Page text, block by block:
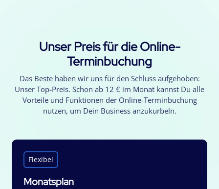
Unser Preis für die Online-
Terminbuchung
Das Beste haben wir uns für den Schluss aufgehoben:
Unser Top-Preis. Schon ab 12 € im Monat kannst Du alle
Vorteile und Funktionen der Online-Terminbuchung
nutzen, um Dein Business anzukurbeln.
Flexibel
Monatsplan